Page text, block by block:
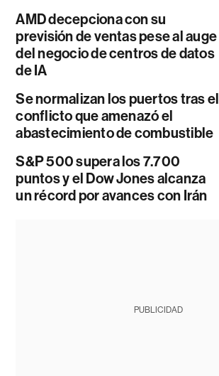
AMD decepciona con su
previsión de ventas pese al auge
del negocio de centros de datos
de IA
Se normalizan los puertos tras el
conflicto que amenazó el
abastecimiento de combustible
S&P 500 supera los 7.700
puntos y el Dow Jones alcanza
un récord por avances con Irán
PUBLICIDAD